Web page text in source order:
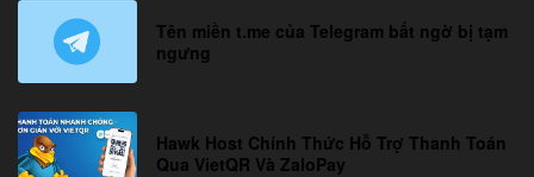
Tên miền t.me của Telegram bất ngờ bị tạm
ngưng
Hawk Host Chính Thức Hỗ Trợ Thanh Toán
Qua VietQR Và ZaloPay